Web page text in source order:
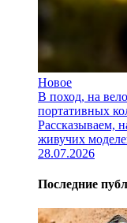
Новое
В поход, на
портативных
Рассказываем,
живучих
28.07.2026
Последние